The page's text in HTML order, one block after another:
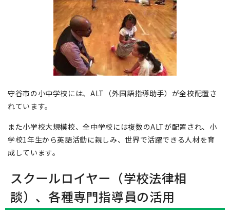
守谷市の小中学校には、ALT（外国語指導助手）が全校配置さ
れています。
また小学校大規模校、全中学校には複数のALTが配置され、小
学校1年生から英語活動に親しみ、世界で活躍できる人材を育
成しています。
スクールロイヤー（学校法律相
談）、各種専門指導員の活用